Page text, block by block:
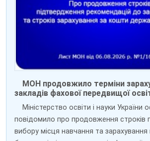
МОН продовжило терміни
закладів фахової передвищої
Міністерство освіти і науки України
повідомило про продовження строків
вибору місця навчання та зарахування